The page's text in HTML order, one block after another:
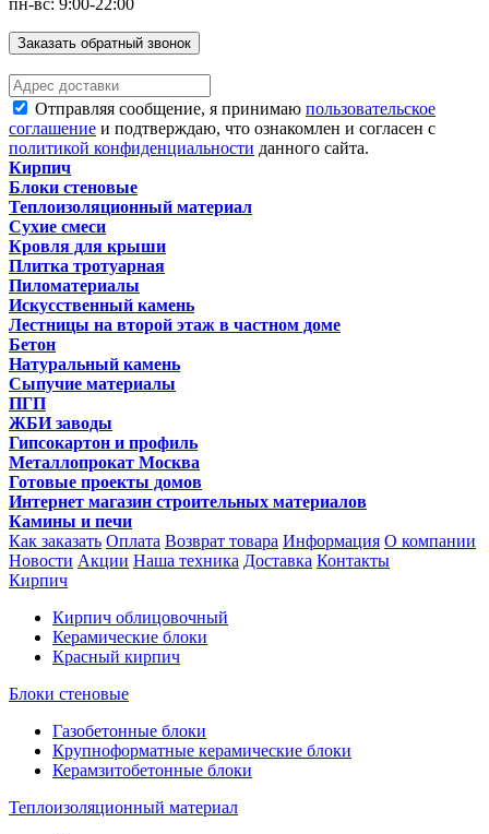
пн-вс: 9:00-22:00
Заказать обратный звонок
Отправляя сообщение, я принимаю пользовательское
соглашение и подтверждаю, что ознакомлен и согласен с
политикой конфиденциальности данного сайта.
Кирпич
Блоки стеновые
Теплоизоляционный материал
Сухие смеси
Кровля для крыши
Плитка тротуарная
Пиломатериалы
Искусственный камень
Лестницы на второй этаж в частном доме
Бетон
Натуральный камень
Сыпучие материалы
ПГП
ЖБИ заводы
Гипсокартон и профиль
Металлопрокат Москва
Готовые проекты домов
Интернет магазин строительных материалов
Камины и печи
Как заказать Оплата Возврат товара Информация О компании
Новости Акции Наша техника Доставка Контакты
Кирпич
Кирпич облицовочный
Керамические блоки
Красный кирпич
Блоки стеновые
Газобетонные блоки
Крупноформатные керамические блоки
Керамзитобетонные блоки
Теплоизоляционный материал